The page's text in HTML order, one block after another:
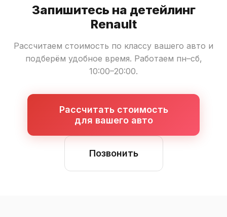
Запишитесь на детейлинг
Renault
Рассчитаем стоимость по классу вашего авто и
подберём удобное время. Работаем пн–сб,
10:00–20:00.
Рассчитать стоимость
для вашего авто
Позвонить